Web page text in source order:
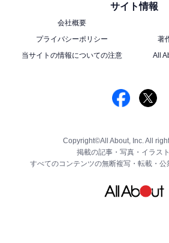
サイト情報
会社概要
プライバシーポリシー
著
当サイトの情報についての注意
All
Copyright©All About, Inc. All
掲載の記事・写真・イラスト
すべてのコンテンツの無断複写・転載・公